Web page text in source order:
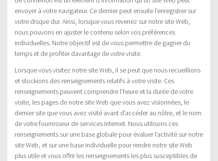
envoyer à votre navigateur. Ce dernier peut ensuite l’enregistrer sur
votre disque dur. Ainsi, lorsque vous revenez sur notre site Web,
nous pouvons en ajuster le contenu selon vos préférences
individuelles. Notre objectif est de vous permettre de gagner du
temps et de profiter davantage de votre visite.
Lorsque vous visitez notre site Web, il se peut que nous recueillions
et stockions des renseignements relatifs à votre visite. Ces
renseignements peuvent comprendre l’heure et la durée de votre
visite, les pages de notre site Web que vous avez visionnées, le
dernier site que vous avez visité avant d’accéder au nôtre, et le nom
de votre fournisseur de services Internet. Nous utilisons ces
renseignements sur une base globale pour évaluer l’activité sur notre
site Web, et sur une base individuelle pour rendre notre site Web
plus utile et vous offrir les renseignements les plus susceptibles de